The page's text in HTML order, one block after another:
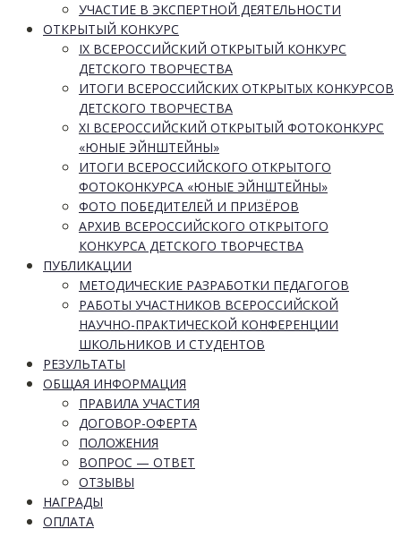
УЧАСТИЕ В ЭКСПЕРТНОЙ ДЕЯТЕЛЬНОСТИ
ОТКРЫТЫЙ КОНКУРС
IX ВСЕРОССИЙСКИЙ ОТКРЫТЫЙ КОНКУРС
ДЕТСКОГО ТВОРЧЕСТВА
ИТОГИ ВСЕРОССИЙСКИХ ОТКРЫТЫХ КОНКУРСОВ
ДЕТСКОГО ТВОРЧЕСТВА
XI ВСЕРОССИЙСКИЙ ОТКРЫТЫЙ ФОТОКОНКУРС
«ЮНЫЕ ЭЙНШТЕЙНЫ»
ИТОГИ ВСЕРОССИЙСКОГО ОТКРЫТОГО
ФОТОКОНКУРСА «ЮНЫЕ ЭЙНШТЕЙНЫ»
ФОТО ПОБЕДИТЕЛЕЙ И ПРИЗЁРОВ
АРХИВ ВСЕРОССИЙСКОГО ОТКРЫТОГО
КОНКУРСА ДЕТСКОГО ТВОРЧЕСТВА
ПУБЛИКАЦИИ
МЕТОДИЧЕСКИЕ РАЗРАБОТКИ ПЕДАГОГОВ
РАБОТЫ УЧАСТНИКОВ ВСЕРОССИЙСКОЙ
НАУЧНО-ПРАКТИЧЕСКОЙ КОНФЕРЕНЦИИ
ШКОЛЬНИКОВ И СТУДЕНТОВ
РЕЗУЛЬТАТЫ
ОБЩАЯ ИНФОРМАЦИЯ
ПРАВИЛА УЧАСТИЯ
ДОГОВОР-ОФЕРТА
ПОЛОЖЕНИЯ
ВОПРОС — ОТВЕТ
ОТЗЫВЫ
НАГРАДЫ
ОПЛАТА